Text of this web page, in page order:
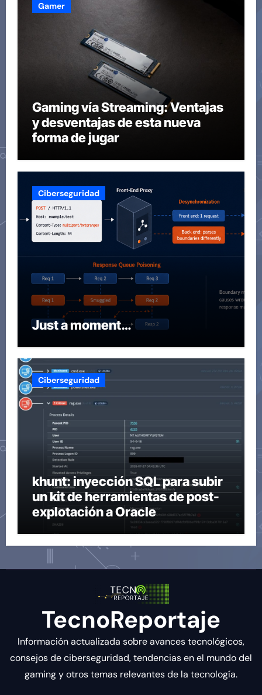
Gamer
Gaming vía Streaming: Ventajas
y desventajas de esta nueva
forma de jugar
Ciberseguridad
Just a moment…
Ciberseguridad
khunt: inyección SQL para subir
un kit de herramientas de post-
explotación a Oracle
TecnoReportaje
Información actualizada sobre avances tecnológicos,
consejos de ciberseguridad, tendencias en el mundo del
gaming y otros temas relevantes de la tecnología.